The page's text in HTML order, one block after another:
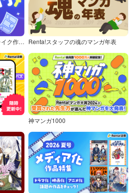
出版社が選ぶ！ネクストブレイク作品特集 Renta!スタッフの魂のマンガ年表
神マンガ1000